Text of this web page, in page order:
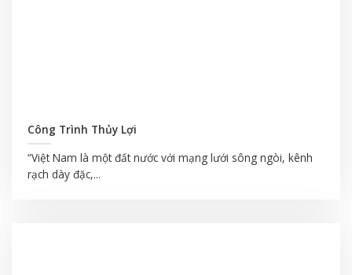
Công Trình Thủy Lợi
“Việt Nam là một đất nước với mạng lưới sông ngòi, kênh
rạch dày đặc,...